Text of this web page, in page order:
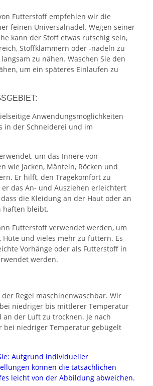
Futterstoff empfehlen wir die
feinen Universalnadel. Wegen seiner
kann der Stoff etwas rutschig sein,
Stoffklammern oder -nadeln zu
zu nähen. Waschen Sie den
um ein späteres Einlaufen zu
Anwendungsmöglichkeiten
in der Schneiderei und im
um das Innere von
wie Jacken, Mänteln, Röcken und
Er hilft, den Tragekomfort zu
das An- und Ausziehen erleichtert
die Kleidung an der Haut oder an
haften bleibt.
Futterstoff verwendet werden, um
Hüte und vieles mehr zu füttern. Es
Vorhänge oder als Futterstoff in
werden.
Regel maschinenwaschbar. Wir
niedriger bis mittlerer Temperatur
der Luft zu trocknen. Je nach
bei niedriger Temperatur gebügelt
Aufgrund individueller
können die tatsächlichen
leicht von der Abbildung abweichen.